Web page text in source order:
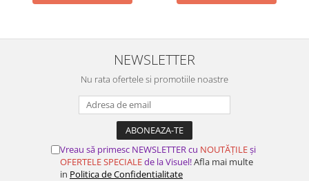
NEWSLETTER
Nu rata ofertele si promotiile noastre
Vreau să primesc NEWSLETTER cu NOUTĂȚILEși
OFERTELE SPECIALEde la Visuel!Afla mai multe
in Politica de Confidentialitate